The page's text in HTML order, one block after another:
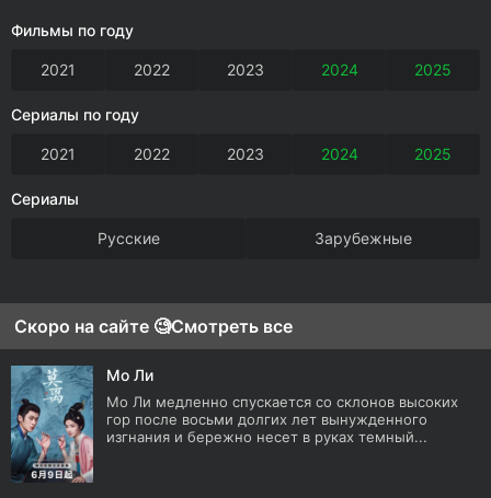
Фильмы по году
2021 2022 2023 2024 2025
Сериалы по году
2021 2022 2023 2024 2025
Сериалы
Русские Зарубежные
Скоро на сайте 🧐Смотреть все
Мо Ли
Мо Ли медленно спускается со склонов высоких
гор после восьми долгих лет вынужденного
изгнания и бережно несет в руках темный...